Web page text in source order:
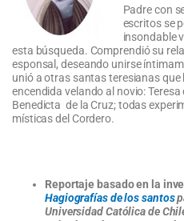
Padre con
escritos se
insondable
esta búsqueda. Comprendió su
esponsal, deseando unirse
unió a otras santas teresianas
encendida velando al novio: Teresa
Benedicta de la Cruz; todas
místicas del Cordero.
Reportaje basado en la
Hagiografías de los santos
Universidad Católica de